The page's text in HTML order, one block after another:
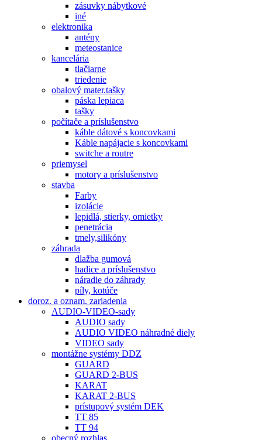
zásuvky nábytkové
iné
elektronika
antény
meteostanice
kancelária
tlačiarne
triedenie
obalový mater.tašky
páska lepiaca
tašky
počítače a príslušenstvo
káble dátové s koncovkami
Káble napájacie s koncovkami
switche a routre
priemysel
motory a príslušenstvo
stavba
Farby
izolácie
lepidlá, stierky, omietky
penetrácia
tmely,silikóny
záhrada
dlažba gumová
hadice a príslušenstvo
náradie do záhrady
píly, kotúče
doroz. a oznam. zariadenia
AUDIO-VIDEO-sady
AUDIO sady
AUDIO VIDEO náhradné diely
VIDEO sady
montážne systémy DDZ
GUARD
GUARD 2-BUS
KARAT
KARAT 2-BUS
prístupový systém DEK
TT 85
TT 94
obecný rozhlas